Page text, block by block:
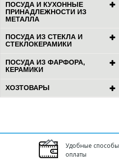
ПОСУДА И КУХОННЫЕ
ПРИНАДЛЕЖНОСТИ ИЗ
МЕТАЛЛА
ПОСУДА ИЗ СТЕКЛА И
СТЕКЛОКЕРАМИКИ
ПОСУДА ИЗ ФАРФОРА,
КЕРАМИКИ
ХОЗТОВАРЫ
Удобные способы
оплаты